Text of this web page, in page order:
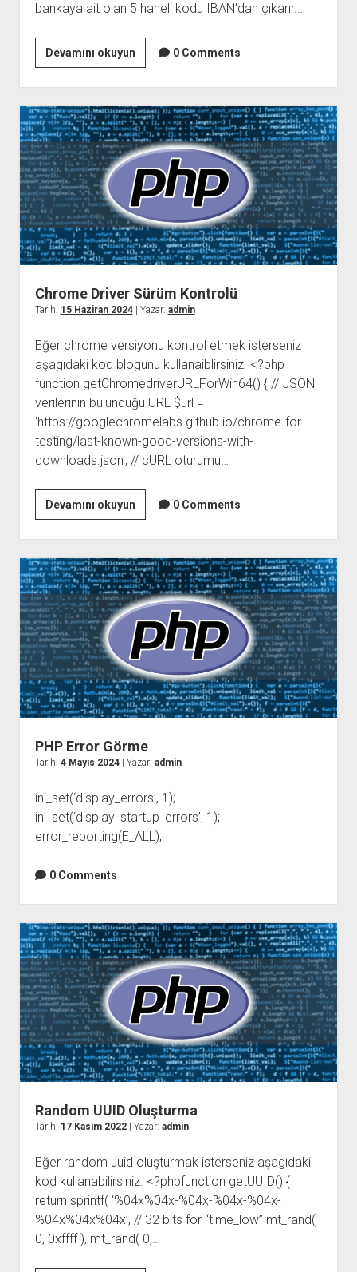
bankaya ait olan 5 haneli kodu IBAN’dan çıkarır.…
Devamını okuyuniban
numarasına
göre
banka
bulma
0 Comments
Chrome Driver Sürüm Kontrolü
Tarih: 15 Haziran 2024| Yazar: admin
Eğer chrome versiyonu kontrol etmek isterseniz
aşagıdaki kod blogunu kullanaiblirsiniz. <?php
function getChromedriverURLForWin64() { // JSON
verilerinin bulunduğu URL $url =
‘https://googlechromelabs.github.io/chrome-for-
testing/last-known-good-versions-with-
downloads.json’; // cURL oturumu…
Devamını okuyunChrome
Driver
Sürüm
Kontrolü
0 Comments
PHP Error Görme
Tarih: 4 Mayıs 2024| Yazar: admin
ini_set(‘display_errors’, 1);
ini_set(‘display_startup_errors’, 1);
error_reporting(E_ALL);
0 Comments
Random UUID Oluşturma
Tarih: 17 Kasım 2022| Yazar: admin
Eğer random uuid oluşturmak isterseniz aşagıdaki
kod kullanabilirsiniz. <?phpfunction getUUID() {
return sprintf( ‘%04x%04x-%04x-%04x-%04x-
%04x%04x%04x’, // 32 bits for “time_low” mt_rand(
0, 0xffff ), mt_rand( 0,…